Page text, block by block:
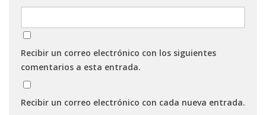
Recibir un correo electrónico con los siguientes
comentarios a esta entrada.
Recibir un correo electrónico con cada nueva entrada.